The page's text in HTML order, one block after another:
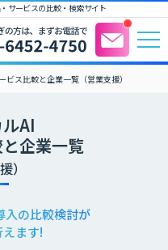
サービスの比較・検索サイト
ビス比較と企業一覧（営業支援）
AI
企業一覧
）
入の比較検討が
ます!